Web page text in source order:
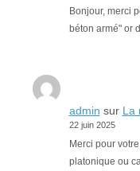
Bonjour, merci
béton armé" or
admin sur La
22 juin 2025
Merci pour
platonique ou